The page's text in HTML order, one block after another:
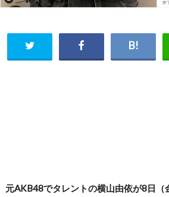
元AKB48でタレントの横山由依が8日（